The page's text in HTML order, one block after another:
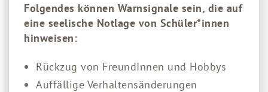
Folgendes können Warnsignale sein, die auf
eine seelische Notlage von Schüler*innen
hinweisen:
Rückzug von FreundInnen und Hobbys
Auffällige Verhaltensänderungen